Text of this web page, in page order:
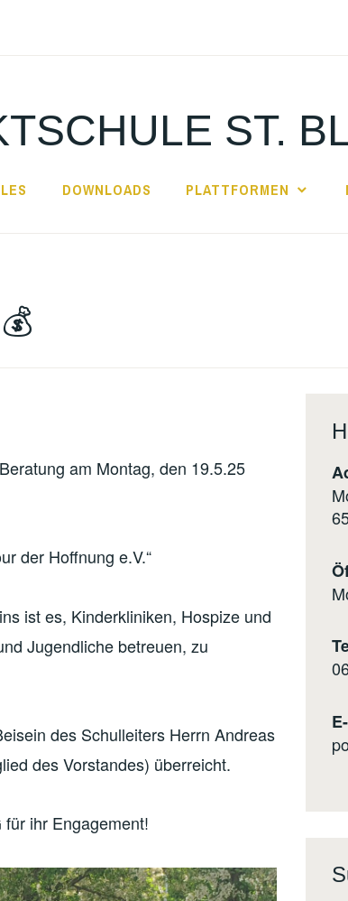
ST.
DOWNLOADS PLATTFORMEN
am Montag, den 19.5.25
der Hoffnung e.V.“
ist es, Kinderkliniken, Hospize und
Jugendliche betreuen, zu
des Schulleiters Herrn Andreas
des Vorstandes) überreicht.
ihr Engagement!
0